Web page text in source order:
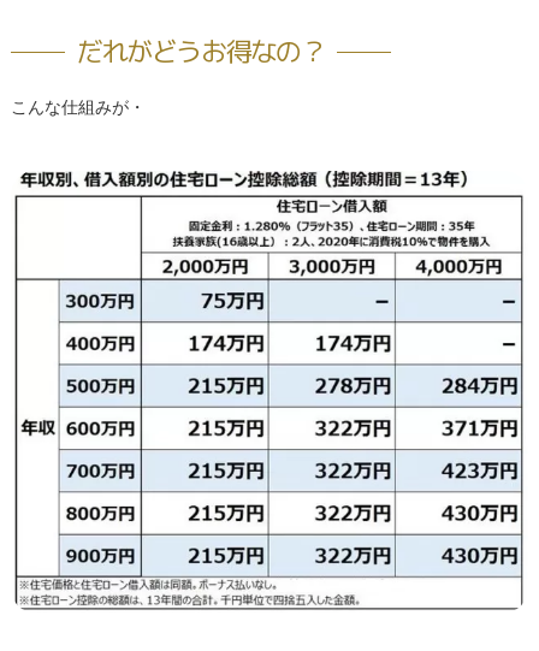
だれがどうお得なの？
こんな仕組みが・